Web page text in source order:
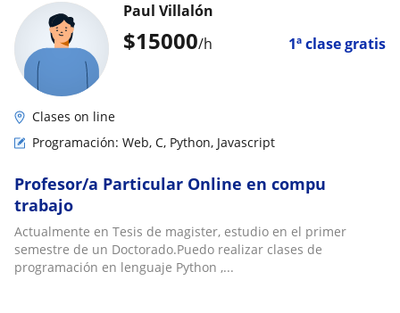
$15000/h 1ª clase gratis
Paul Villalón
Clases on line
Programación: Web, C, Python, Javascript
Profesor/a Particular Online en compu
trabajo
Actualmente en Tesis de magister, estudio en el primer
semestre de un Doctorado.Puedo realizar clases de
programación en lenguaje Python ,...